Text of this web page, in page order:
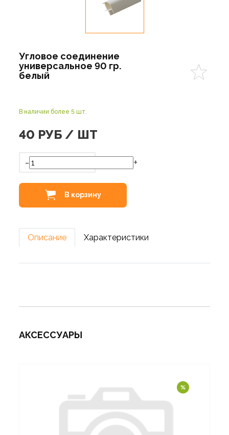
Угловое соединение
универсальное 90 гр.
белый
В наличии более 5 шт.
40 РУБ / ШТ
- +
В корзину
Описание Характеристики
АКСЕССУАРЫ